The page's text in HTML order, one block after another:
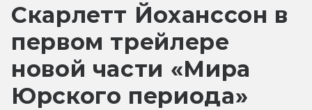
Скарлетт Йоханссон в
первом трейлере
новой части «Мира
Юрского периода»